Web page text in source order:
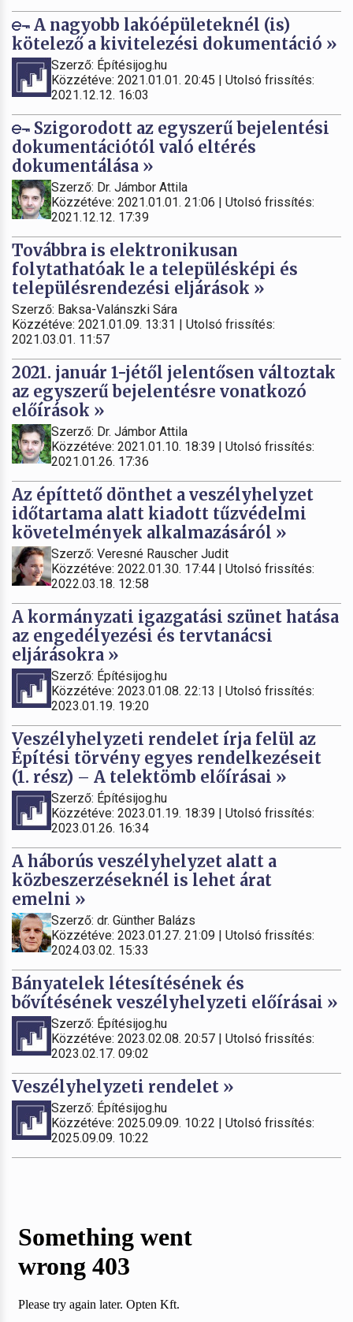
A nagyobb lakóépületeknél (is)
kötelező a kivitelezési dokumentáció »
Szerző: Építésijog.hu
Közzétéve: 2021.01.01. 20:45 | Utolsó frissítés:
2021.12.12. 16:03
Szigorodott az egyszerű bejelentési
dokumentációtól való eltérés
dokumentálása »
Szerző: Dr. Jámbor Attila
Közzétéve: 2021.01.01. 21:06 | Utolsó frissítés:
2021.12.12. 17:39
Továbbra is elektronikusan
folytathatóak le a településképi és
településrendezési eljárások »
Szerző: Baksa-Valánszki Sára
Közzétéve: 2021.01.09. 13:31 | Utolsó frissítés:
2021.03.01. 11:57
2021. január 1-jétől jelentősen változtak
az egyszerű bejelentésre vonatkozó
előírások »
Szerző: Dr. Jámbor Attila
Közzétéve: 2021.01.10. 18:39 | Utolsó frissítés:
2021.01.26. 17:36
Az építtető dönthet a veszélyhelyzet
időtartama alatt kiadott tűzvédelmi
követelmények alkalmazásáról »
Szerző: Veresné Rauscher Judit
Közzétéve: 2022.01.30. 17:44 | Utolsó frissítés:
2022.03.18. 12:58
A kormányzati igazgatási szünet hatása
az engedélyezési és tervtanácsi
eljárásokra »
Szerző: Építésijog.hu
Közzétéve: 2023.01.08. 22:13 | Utolsó frissítés:
2023.01.19. 19:20
Veszélyhelyzeti rendelet írja felül az
Építési törvény egyes rendelkezéseit
(1. rész) – A telektömb előírásai »
Szerző: Építésijog.hu
Közzétéve: 2023.01.19. 18:39 | Utolsó frissítés:
2023.01.26. 16:34
A háborús veszélyhelyzet alatt a
közbeszerzéseknél is lehet árat
emelni »
Szerző: dr. Günther Balázs
Közzétéve: 2023.01.27. 21:09 | Utolsó frissítés:
2024.03.02. 15:33
Bányatelek létesítésének és
bővítésének veszélyhelyzeti előírásai »
Szerző: Építésijog.hu
Közzétéve: 2023.02.08. 20:57 | Utolsó frissítés:
2023.02.17. 09:02
Veszélyhelyzeti rendelet »
Szerző: Építésijog.hu
Közzétéve: 2025.09.09. 10:22 | Utolsó frissítés:
2025.09.09. 10:22